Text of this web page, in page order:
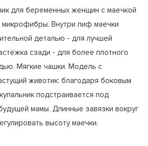
для беременных женщин с маечкой
микрофибры. Внутри лиф маечки
деталью - для лучшей
сзади - для более плотного
Мягкие чашки. Модель с
животик: благодаря боковым
подстраивается под
мамы. Длинные завязки вокруг
высоту маечки.